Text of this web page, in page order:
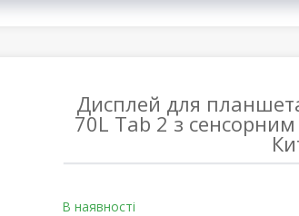
Дисплей для
70L Tab 2 з
В наявності